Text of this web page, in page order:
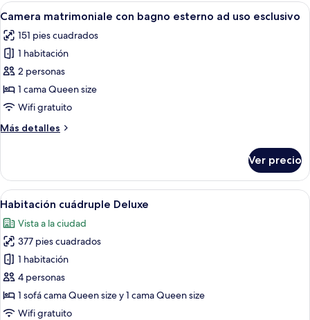
Abrir
todas
las
fotos
de
Camera
matrimoniale
bagno
uso
esclusivo
Habitación de hotel con una cama
14
Camera matrimoniale con bagno esterno ad uso esclusivo
151 pies cuadrados
1 habitación
2 personas
1 cama Queen size
Wifi gratuito
Más detalles
Más
matrimoniale
con
bagno
ad
uso
esclusivo
Ver precio
Abrir
todas
las
fotos
de
Habitación
cuádruple
Deluxe
Un dormitorio moderno con una
14
Habitación cuádruple Deluxe
Vista a la ciudad
377 pies cuadrados
1 habitación
4 personas
1 sofá cama Queen size y 1 cama Queen size
Wifi gratuito